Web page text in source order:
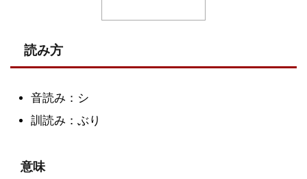
読み方
音読み：シ
訓読み：ぶり
意味